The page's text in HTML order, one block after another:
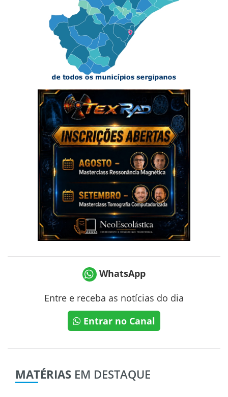
WhatsApp
Entre e receba as notícias do dia
Entrar no Canal
MATÉRIAS EM DESTAQUE